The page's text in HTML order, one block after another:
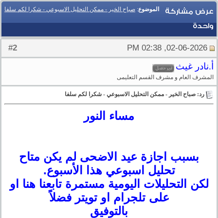
الموضوع: صباح الخير - ممكن التحليل الاسبوعي - شكرا لكم سلفا
عرض مشاركة
واحدة
2
أ.نادر غيث
المشرف العام و مشرف القسم التعليمى
رد: صباح الخير - ممكن التحليل الاسبوعي - شكرا لكم سلفا
مساء النور
بسبب اجازة عيد الاضحى لم يكن متاح
تحليل اسبوعي هذا الأسبوع.
لكن التحليلات اليومية مستمرة تابعنا هنا او
على تلجرام او تويتر فضلاً
بالتوفيق